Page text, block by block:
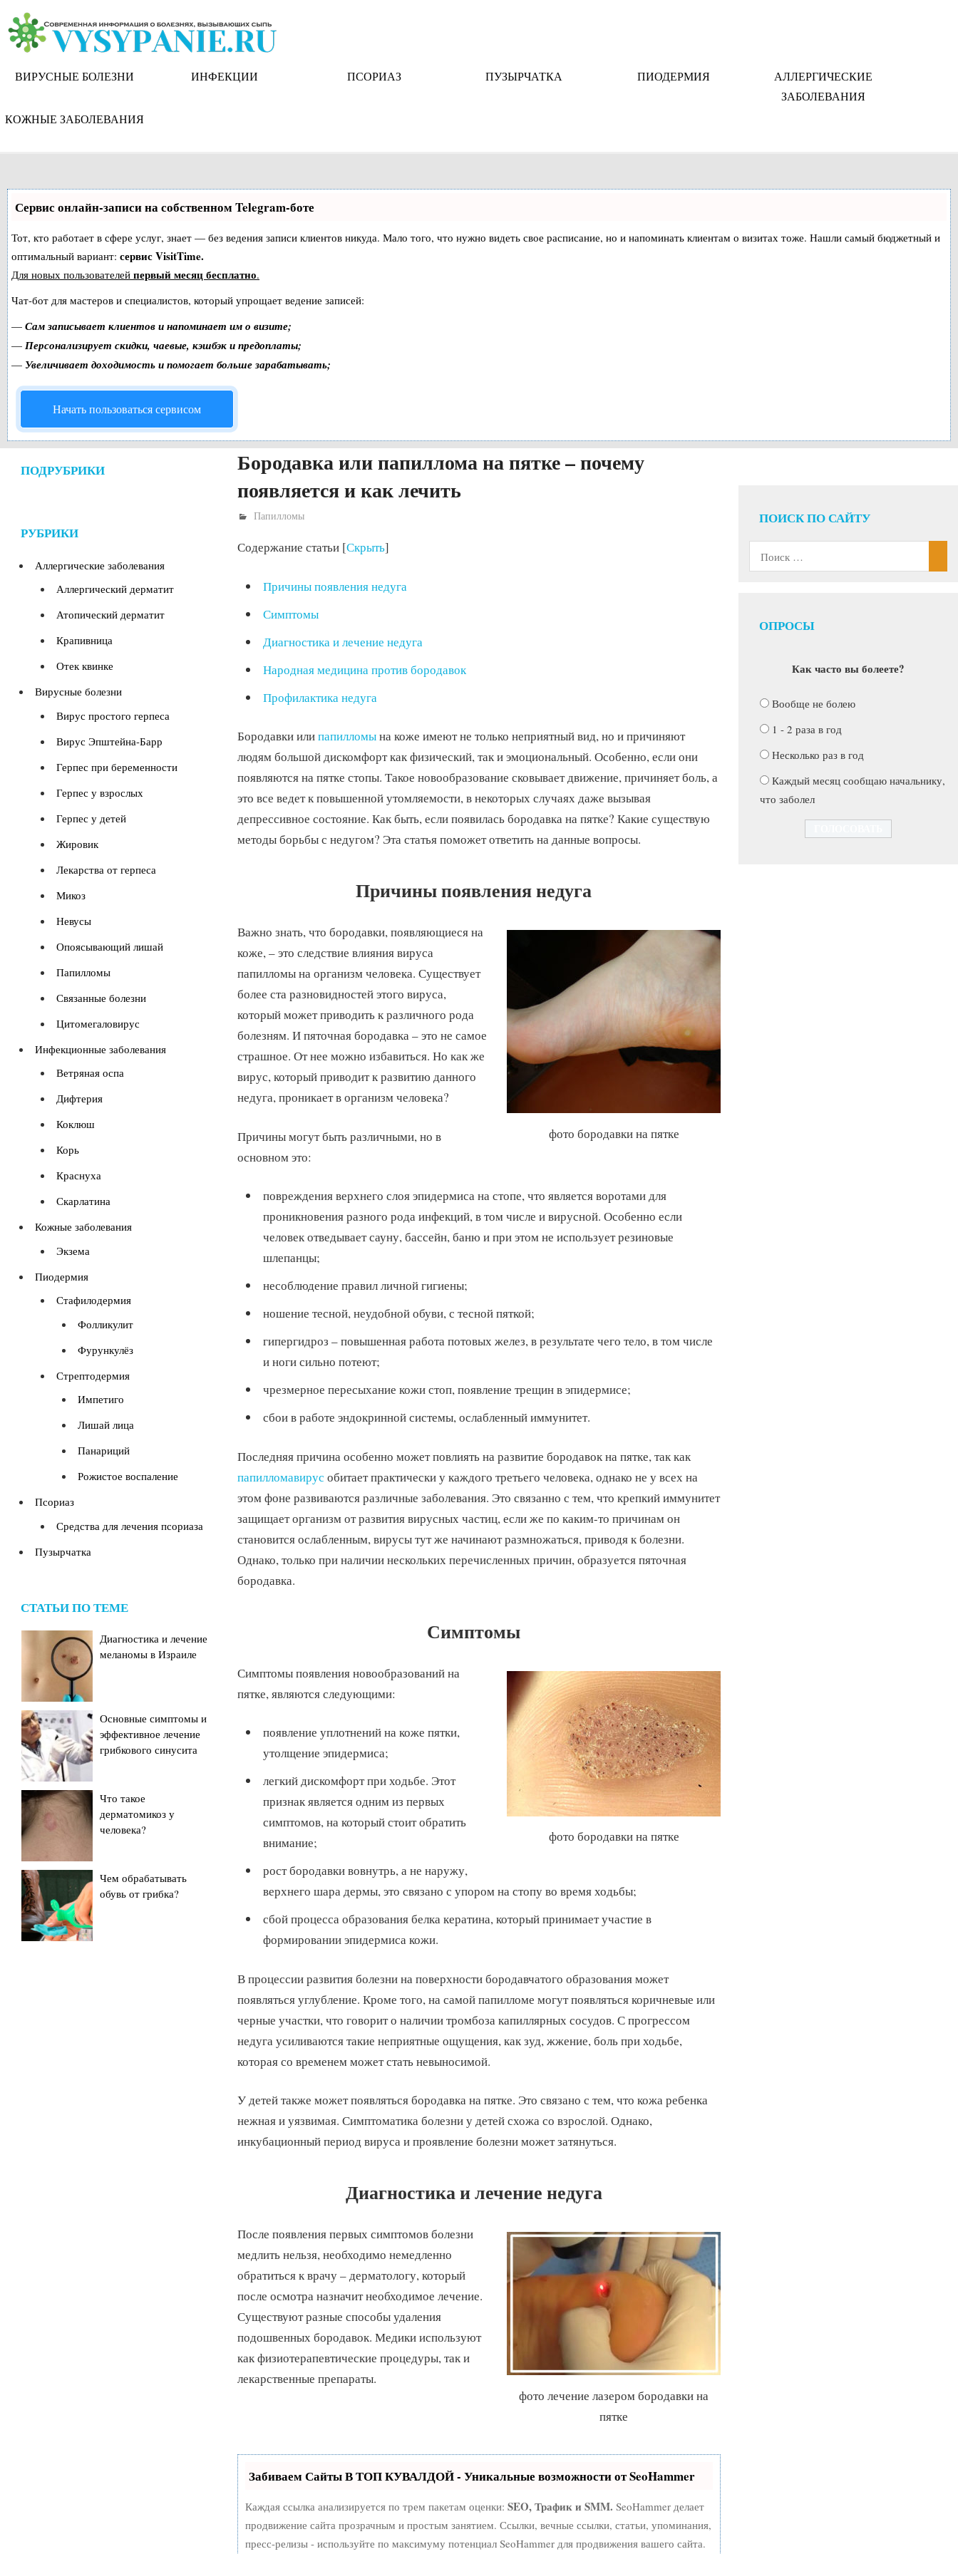
to
content
ВИРУСНЫЕ БОЛЕЗНИ ИНФЕКЦИИ ПСОРИАЗ ПУЗЫРЧАТКА ПИОДЕРМИЯ
АЛЛЕРГИЧЕСКИЕ
ЗАБОЛЕВАНИЯ
КОЖНЫЕ ЗАБОЛЕВАНИЯ
Сервис онлайн-записи на собственном Telegram-боте
Тот, кто работает в сфере услуг, знает — без ведения записи клиентов никуда. Мало того, что нужно видеть свое расписание, но и напоминать клиентам о визитах тоже. Нашли самый бюджетный и
оптимальный вариант: сервис VisitTime.
Для новых пользователей первый месяц бесплатно.
Чат-бот для мастеров и специалистов, который упрощает ведение записей:
— Сам записывает клиентов и напоминает им о визите;
— Персонализирует скидки, чаевые, кэшбэк и предоплаты;
— Увеличивает доходимость и помогает больше зарабатывать;
Начать пользоваться сервисом
Бородавка или папиллома на пятке – почему
появляется и как лечить
Папилломы
Содержание статьи [Скрыть]
Причины появления недуга
Симптомы
Диагностика и лечение недуга
Народная медицина против бородавок
Профилактика недуга
Бородавки илипапилломына коже имеют не только неприятный вид, но и причиняют
людям большой дискомфорт как физический, так и эмоциональный. Особенно, если они
появляются на пятке стопы. Такое новообразование сковывает движение, причиняет боль, а
это все ведет к повышенной утомляемости, в некоторых случаях даже вызывая
депрессивное состояние. Как быть, если появилась бородавка на пятке? Какие существую
методы борьбы с недугом? Эта статья поможет ответить на данные вопросы.
Причины появления недуга
фото бородавки на пятке
Важно знать, что бородавки, появляющиеся на
коже, – это следствие влияния вируса
папилломы на организм человека. Существует
более ста разновидностей этого вируса,
который может приводить к различного рода
болезням. И пяточная бородавка – это не самое
страшное. От нее можно избавиться. Но как же
вирус, который приводит к развитию данного
недуга, проникает в организм человека?
Причины могут быть различными, но в
основном это:
повреждения верхнего слоя эпидермиса на стопе, что является воротами для
проникновения разного рода инфекций, в том числе и вирусной. Особенно если
человек отведывает сауну, бассейн, баню и при этом не использует резиновые
шлепанцы;
несоблюдение правил личной гигиены;
ношение тесной, неудобной обуви, с тесной пяткой;
гипергидроз – повышенная работа потовых желез, в результате чего тело, в том числе
и ноги сильно потеют;
чрезмерное пересыхание кожи стоп, появление трещин в эпидермисе;
сбои в работе эндокринной системы, ослабленный иммунитет.
Последняя причина особенно может повлиять на развитие бородавок на пятке, так как
папилломавирус обитает практически у каждого третьего человека, однако не у всех на
этом фоне развиваются различные заболевания. Это связанно с тем, что крепкий иммунитет
защищает организм от развития вирусных частиц, если же по каким-то причинам он
становится ослабленным, вирусы тут же начинают размножаться, приводя к болезни.
Однако, только при наличии нескольких перечисленных причин, образуется пяточная
бородавка.
Симптомы
фото бородавки на пятке
Симптомы появления новообразований на
пятке, являются следующими:
появление уплотнений на коже пятки,
утолщение эпидермиса;
легкий дискомфорт при ходьбе. Этот
признак является одним из первых
симптомов, на который стоит обратить
внимание;
рост бородавки вовнутрь, а не наружу,
верхнего шара дермы, это связано с упором на стопу во время ходьбы;
сбой процесса образования белка кератина, который принимает участие в
формировании эпидермиса кожи.
В процессии развития болезни на поверхности бородавчатого образования может
появляться углубление. Кроме того, на самой папилломе могут появляться коричневые или
черные участки, что говорит о наличии тромбоза капиллярных сосудов. С прогрессом
недуга усиливаются такие неприятные ощущения, как зуд, жжение, боль при ходьбе,
которая со временем может стать невыносимой.
У детей также может появляться бородавка на пятке. Это связано с тем, что кожа ребенка
нежная и уязвимая. Симптоматика болезни у детей схожа со взрослой. Однако,
инкубационный период вируса и проявление болезни может затянуться.
Диагностика и лечение недуга
фото лечение лазером бородавки на
пятке
После появления первых симптомов болезни
медлить нельзя, необходимо немедленно
обратиться к врачу – дерматологу, который
после осмотра назначит необходимое лечение.
Существуют разные способы удаления
подошвенных бородавок. Медики используют
как физиотерапевтические процедуры, так и
лекарственные препараты.
Забиваем Сайты В ТОП КУВАЛДОЙ - Уникальные возможности от SeoHammer
Каждая ссылка анализируется по трем пакетам оценки: SEO, Трафик и SMM. SeoHammer делает
продвижение сайта прозрачным и простым занятием. Ссылки, вечные ссылки, статьи, упоминания,
пресс-релизы - используйте по максимуму потенциал SeoHammer для продвижения вашего сайта.
ПОДРУБРИКИ
РУБРИКИ
Аллергические заболевания
Аллергический дерматит
Атопический дерматит
Крапивница
Отек квинке
Вирусные болезни
Вирус простого герпеса
Вирус Эпштейна-Барр
Герпес при беременности
Герпес у взрослых
Герпес у детей
Жировик
Лекарства от герпеса
Микоз
Невусы
Опоясывающий лишай
Папилломы
Связанные болезни
Цитомегаловирус
Инфекционные заболевания
Ветряная оспа
Дифтерия
Коклюш
Корь
Краснуха
Скарлатина
Кожные заболевания
Экзема
Пиодермия
Стафилодермия
Фолликулит
Фурункулёз
Стрептодермия
Импетиго
Лишай лица
Панариций
Рожистое воспаление
Псориаз
Средства для лечения псориаза
Пузырчатка
СТАТЬИ ПО ТЕМЕ
Диагностика и лечение
меланомы в Израиле
Основные симптомы и
эффективное лечение
грибкового синусита
Что такое
дерматомикоз у
человека?
Чем обрабатывать
обувь от грибка?
ПОИСК ПО САЙТУ
ОПРОСЫ
Как часто вы болеете?
Вообще не болею
1 - 2 раза в год
Несколько раз в год
Каждый месяц сообщаю начальнику,
что заболел